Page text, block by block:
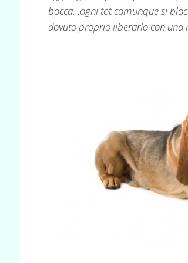
bocca…ogni tot comunque si
dovuto proprio liberarlo con una